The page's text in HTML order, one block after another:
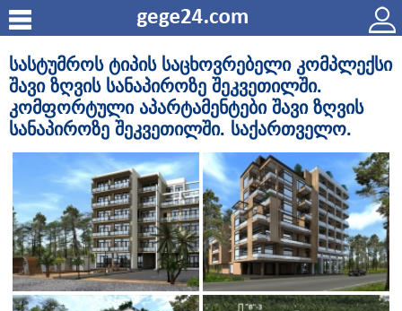
სასტუმროს ტიპის საცხოვრებელი კომპლექსი
შავი ზღვის სანაპიროზე შეკვეთილში.
კომფორტული აპარტამენტები შავი ზღვის
სანაპიროზე შეკვეთილში. საქართველო.